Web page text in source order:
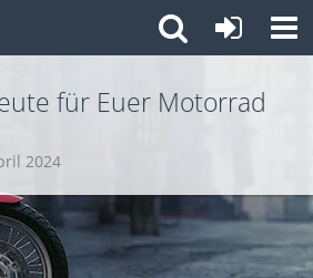
für Euer Motorrad
2024